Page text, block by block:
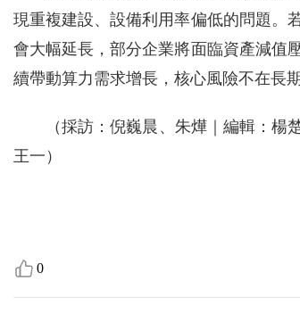
現重複建設、設備利用率偏低的問題。
會大幅延長，部分企業將面臨資產減值
續帶動算力需求增長，核心風險不在長
（採訪：倪巍晨、朱燁｜編輯：楊
王一）
0